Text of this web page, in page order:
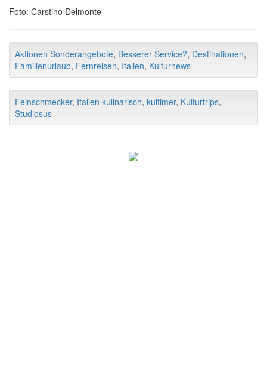
Foto: Carstino Delmonte
Aktionen Sonderangebote, Besserer Service?, Destinationen,
Familienurlaub, Fernreisen, Italien, Kulturnews
Feinschmecker, Italien kulinarisch, kultimer, Kulturtrips,
Studiosus